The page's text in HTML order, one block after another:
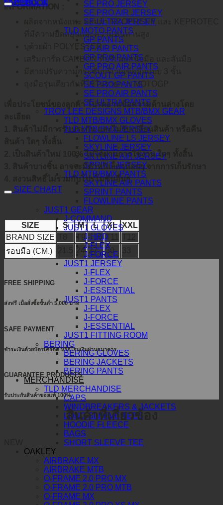
SE PRO JERSEY
SE PRO AIR JERSEY
SE ULTRA JERSEY
TLD MOTO PANTS
GP PANTS
GP AIR PANTS
GP PRO PANTS
GP PRO AIR PANTS
SCOUT GP PANTS
SE PRO PANTS
SE PRO AIR PANTS
SE ULTRA PANTS
TROY LEE DESIGNS MTB/BMX GEAR
TLD MTB/BMX GLOVES
TLD MTB/BMX JERSEY
FLOWLINE LS JERSEY
SKYLINE JERSEY
SKYLINE AIR JERSEY
SPRINT JERSEY
TLD MTB/BMX PANTS
SKYLINE AIR PANTS
SPRINT PANTS
FLOWLINE PANTS
JUST1 GEAR
J-COMMAND
JUST1 GLOVES
J-HRD
J-FLEX
J-FORCE
JUST1 JERSEY
J-FLEX
J-FORCE
J-ESSENTIAL
JUST1 PANTS
J-FLEX
J-FORCE
J-ESSENTIAL
JUST1 FITTING ROOM
BERING
BERING GLOVES
BERING JACKETS
BERING PANTS
MERCHANDISE
TLD MERCHANDISE
CAPS
WINDBREAKERS & JACKETS
LONG SLEEVE TEES
HOODIE FLEECE
BAGS
SHORT SLEEVE TEE
OAKLEY
AIRBRAKE MX
AIRBRAKE MTB
O-FRAME 2.0 PRO MX
O-FRAME 2.0 PRO MTB
O-FRAME MX
INFORMATION :
FACEBOOK
ผลิตจากหนังแพะ ผสมผ้า NEOPRENE และ KEPROTEC
ที่มีความยืดหยุ่นและความทนทานสูง
บุด้วยผ้า POLYESTER
เสริมการ์ด CARBON ที่บริเวณสนับมือ และสันมือ
มีสายปรับความกระซับบริเวณข้อมือแบบ 3 ชั้น
ถุงมือรุ่นเดียวกันที่ใช้ในรายการ MOTOGP
เพื่อประโยชน์ของลูกค้า โปรดอ่านข้อความด้านล่างโดย
1. สินค้าไม่มีการรับประกัน และไม่รับเปลี่ยนสินค้า หรือคืน
2. เป็นสินค้าใหม่ 100% ไม่ได้ผ่านการใช้งาน ใดๆ ทั้งสิ้น
3. สินค้าบางชิ้น อาจจะมีตำหนิเล็กๆน้อยๆ จากการเก็บรักษา
4. สงวนสิทธิ์ไม่ร่วมกับโปรโมชั่นอื่นๆ
SIZE CHART
SIZE S M L XL XXL
BRAND SIZE
T9 T10 T11
รอบมือ (CM.)
24 27 30
FREE SHIPPING
ส่งฟรี เมื่อสั่งซื้อขั้นต่ำ 5,000 บาท
SAFE PAYMENT
ชำระเงินด้วยบัตรเครดิต หรือโอนเงินผ่านธนาคาร
GUARANTEE PRODUCTS
รับประกันสินค้าของแท้ 100%
สินค้าที่เกี่ยวข้อง